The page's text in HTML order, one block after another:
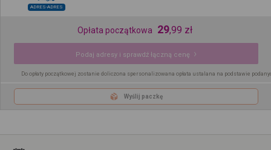
ADRES-ADRES
Opłata początkowa 29,99 zł
Podaj adresy i sprawdź łączną cenę
Do opłaty początkowej zostanie doliczona spersonalizowana opłata ustalana na podstawie
Wyślij paczkę